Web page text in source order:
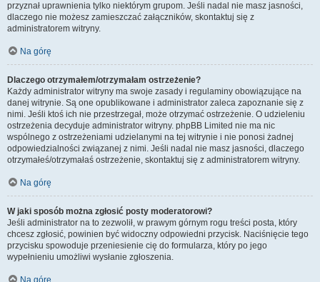
przyznał uprawnienia tylko niektórym grupom. Jeśli nadal nie masz jasności,
dlaczego nie możesz zamieszczać załączników, skontaktuj się z
administratorem witryny.
Na górę
Dlaczego otrzymałem/otrzymałam ostrzeżenie?
Każdy administrator witryny ma swoje zasady i regulaminy obowiązujące na
danej witrynie. Są one opublikowane i administrator zaleca zapoznanie się z
nimi. Jeśli ktoś ich nie przestrzegał, może otrzymać ostrzeżenie. O udzieleniu
ostrzeżenia decyduje administrator witryny. phpBB Limited nie ma nic
wspólnego z ostrzeżeniami udzielanymi na tej witrynie i nie ponosi żadnej
odpowiedzialności związanej z nimi. Jeśli nadal nie masz jasności, dlaczego
otrzymałeś/otrzymałaś ostrzeżenie, skontaktuj się z administratorem witryny.
Na górę
W jaki sposób można zgłosić posty moderatorowi?
Jeśli administrator na to zezwolił, w prawym górnym rogu treści posta, który
chcesz zgłosić, powinien być widoczny odpowiedni przycisk. Naciśnięcie tego
przycisku spowoduje przeniesienie cię do formularza, który po jego
wypełnieniu umożliwi wysłanie zgłoszenia.
Na górę